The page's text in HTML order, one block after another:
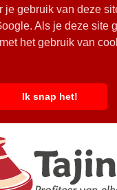
je gebruik van deze
Als je deze site
het gebruik van
Ik snap het!